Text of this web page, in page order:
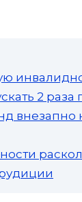
2 раза
внезапно